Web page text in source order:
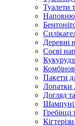
Туалети
Деревні
Соєві
Пакети
Лопатки
Догляд
Шампуні
Гребінці